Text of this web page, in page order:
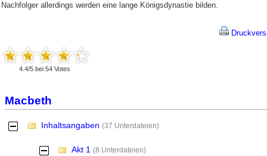
Nachfolger allerdings werden eine lange Königsdynastie bilden.
4.4/5 bei 54 Votes
Macbeth
- Inhaltsangaben (37 Unterdateien)
- Akt 1 (8 Unterdateien)